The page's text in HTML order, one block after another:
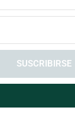
SUSCRIBIRSE